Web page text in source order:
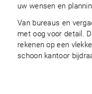
uw wensen en
Van bureaus en
met oog voor detail.
rekenen op een
schoon kantoor